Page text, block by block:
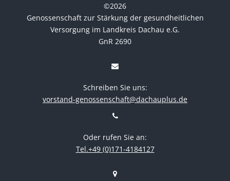
©2026
Genossenschaft zur Stärkung der gesundheitlichen
Versorgung im Landkreis Dachau e.G.
GnR 2690
Schreiben Sie uns:
vorstand-genossenschaft@dachauplus.de
Oder rufen Sie an:
Tel.+49 (0)171-4184127